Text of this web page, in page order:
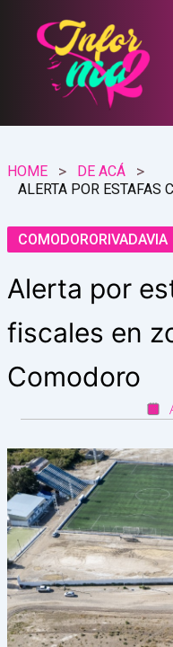
contenido
HOME
DE ACÁ
COMODORORIVADAVIA
Alerta por
fiscales en
Comodoro